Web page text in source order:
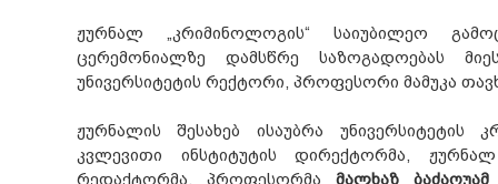
ჟურნალ „კრიმინოლოგის“ საიუბილეო
ცერემონიალზე დამსწრე საზოგადოებას
უნივერსიტეტის რექტორი, პროფესორი მამუკა
ჟურნალის შესახებ ისაუბრა უნივერსიტეტის
კვლევითი ინსტიტუტის დირექტორმა,
რედაქტორმა, პროფესორმა მალხაზ ბაძაღუამ